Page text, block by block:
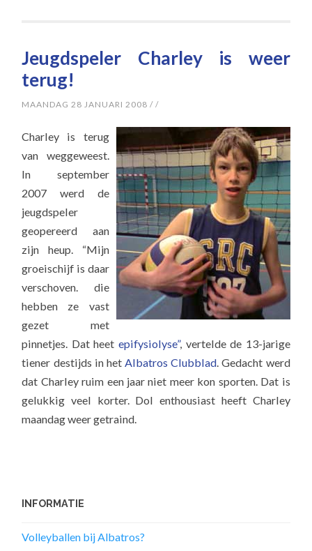
Jeugdspeler Charley is weer
terug!
MAANDAG 28 JANUARI 2008 //
Charley is terug
van weggeweest.
In september
2007 werd de
jeugdspeler
geopereerd aan
zijn heup. “Mijn
groeischijf is daar
verschoven. die
hebben ze vast
gezet met
pinnetjes. Dat heet epifysiolyse”, vertelde de 13-jarige
tiener destijds in het Albatros Clubblad . Gedacht werd
dat Charley ruim een jaar niet meer kon sporten. Dat is
gelukkig veel korter. Dol enthousiast heeft Charley
maandag weer getraind.
INFORMATIE
Volleyballen bij Albatros?